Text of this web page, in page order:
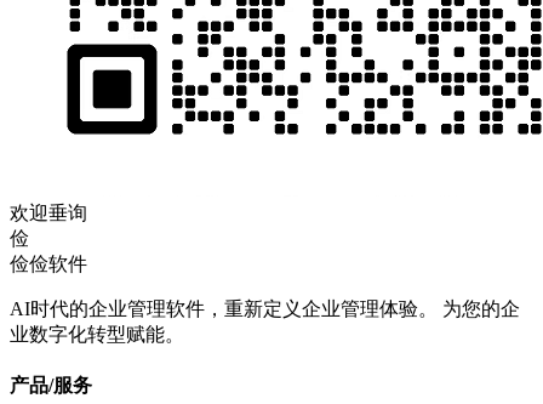
欢迎垂询
俭
俭俭软件
AI时代的企业管理软件，重新定义企业管理体验。 为您的企
业数字化转型赋能。
产品/服务